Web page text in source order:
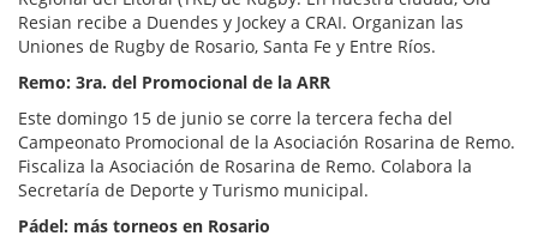
Resian recibe a Duendes y Jockey a CRAI. Organizan las
Uniones de Rugby de Rosario, Santa Fe y Entre Ríos.
Remo: 3ra. del Promocional de la ARR
Este domingo 15 de junio se corre la tercera fecha del
Campeonato Promocional de la Asociación Rosarina de Remo.
Fiscaliza la Asociación de Rosarina de Remo. Colabora la
Secretaría de Deporte y Turismo municipal.
Pádel: más torneos en Rosario